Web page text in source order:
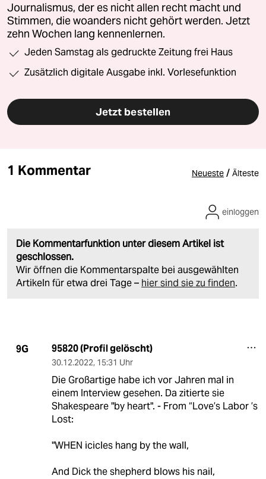
Journalismus, der es nicht allen recht macht und
Stimmen, die woanders nicht gehört werden. Jetzt
zehn Wochen lang kennenlernen.
Jeden Samstag als gedruckte Zeitung frei Haus
Zusätzlich digitale Ausgabe inkl. Vorlesefunktion
Jetzt bestellen
1 Kommentar Neueste / Älteste
Die Kommentarfunktion unter diesem Artikel ist
geschlossen.
Wir öffnen die Kommentarspalte bei ausgewählten
Artikeln für etwa drei Tage – hier sind sie zu finden.
einloggen
9G 95820 (Profil gelöscht)
30.12.2022, 15:31 Uhr
Die Großartige habe ich vor Jahren mal in
einem Interview gesehen. Da zitierte sie
Shakespeare "by heart". - From “Love’s Labor ’s
Lost:
"WHEN icicles hang by the wall,
And Dick the shepherd blows his nail,